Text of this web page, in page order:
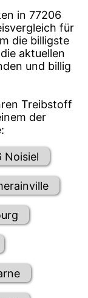
in 77206
für
die billigste
aktuellen
und billig
Treibstoff
der
Noisiel